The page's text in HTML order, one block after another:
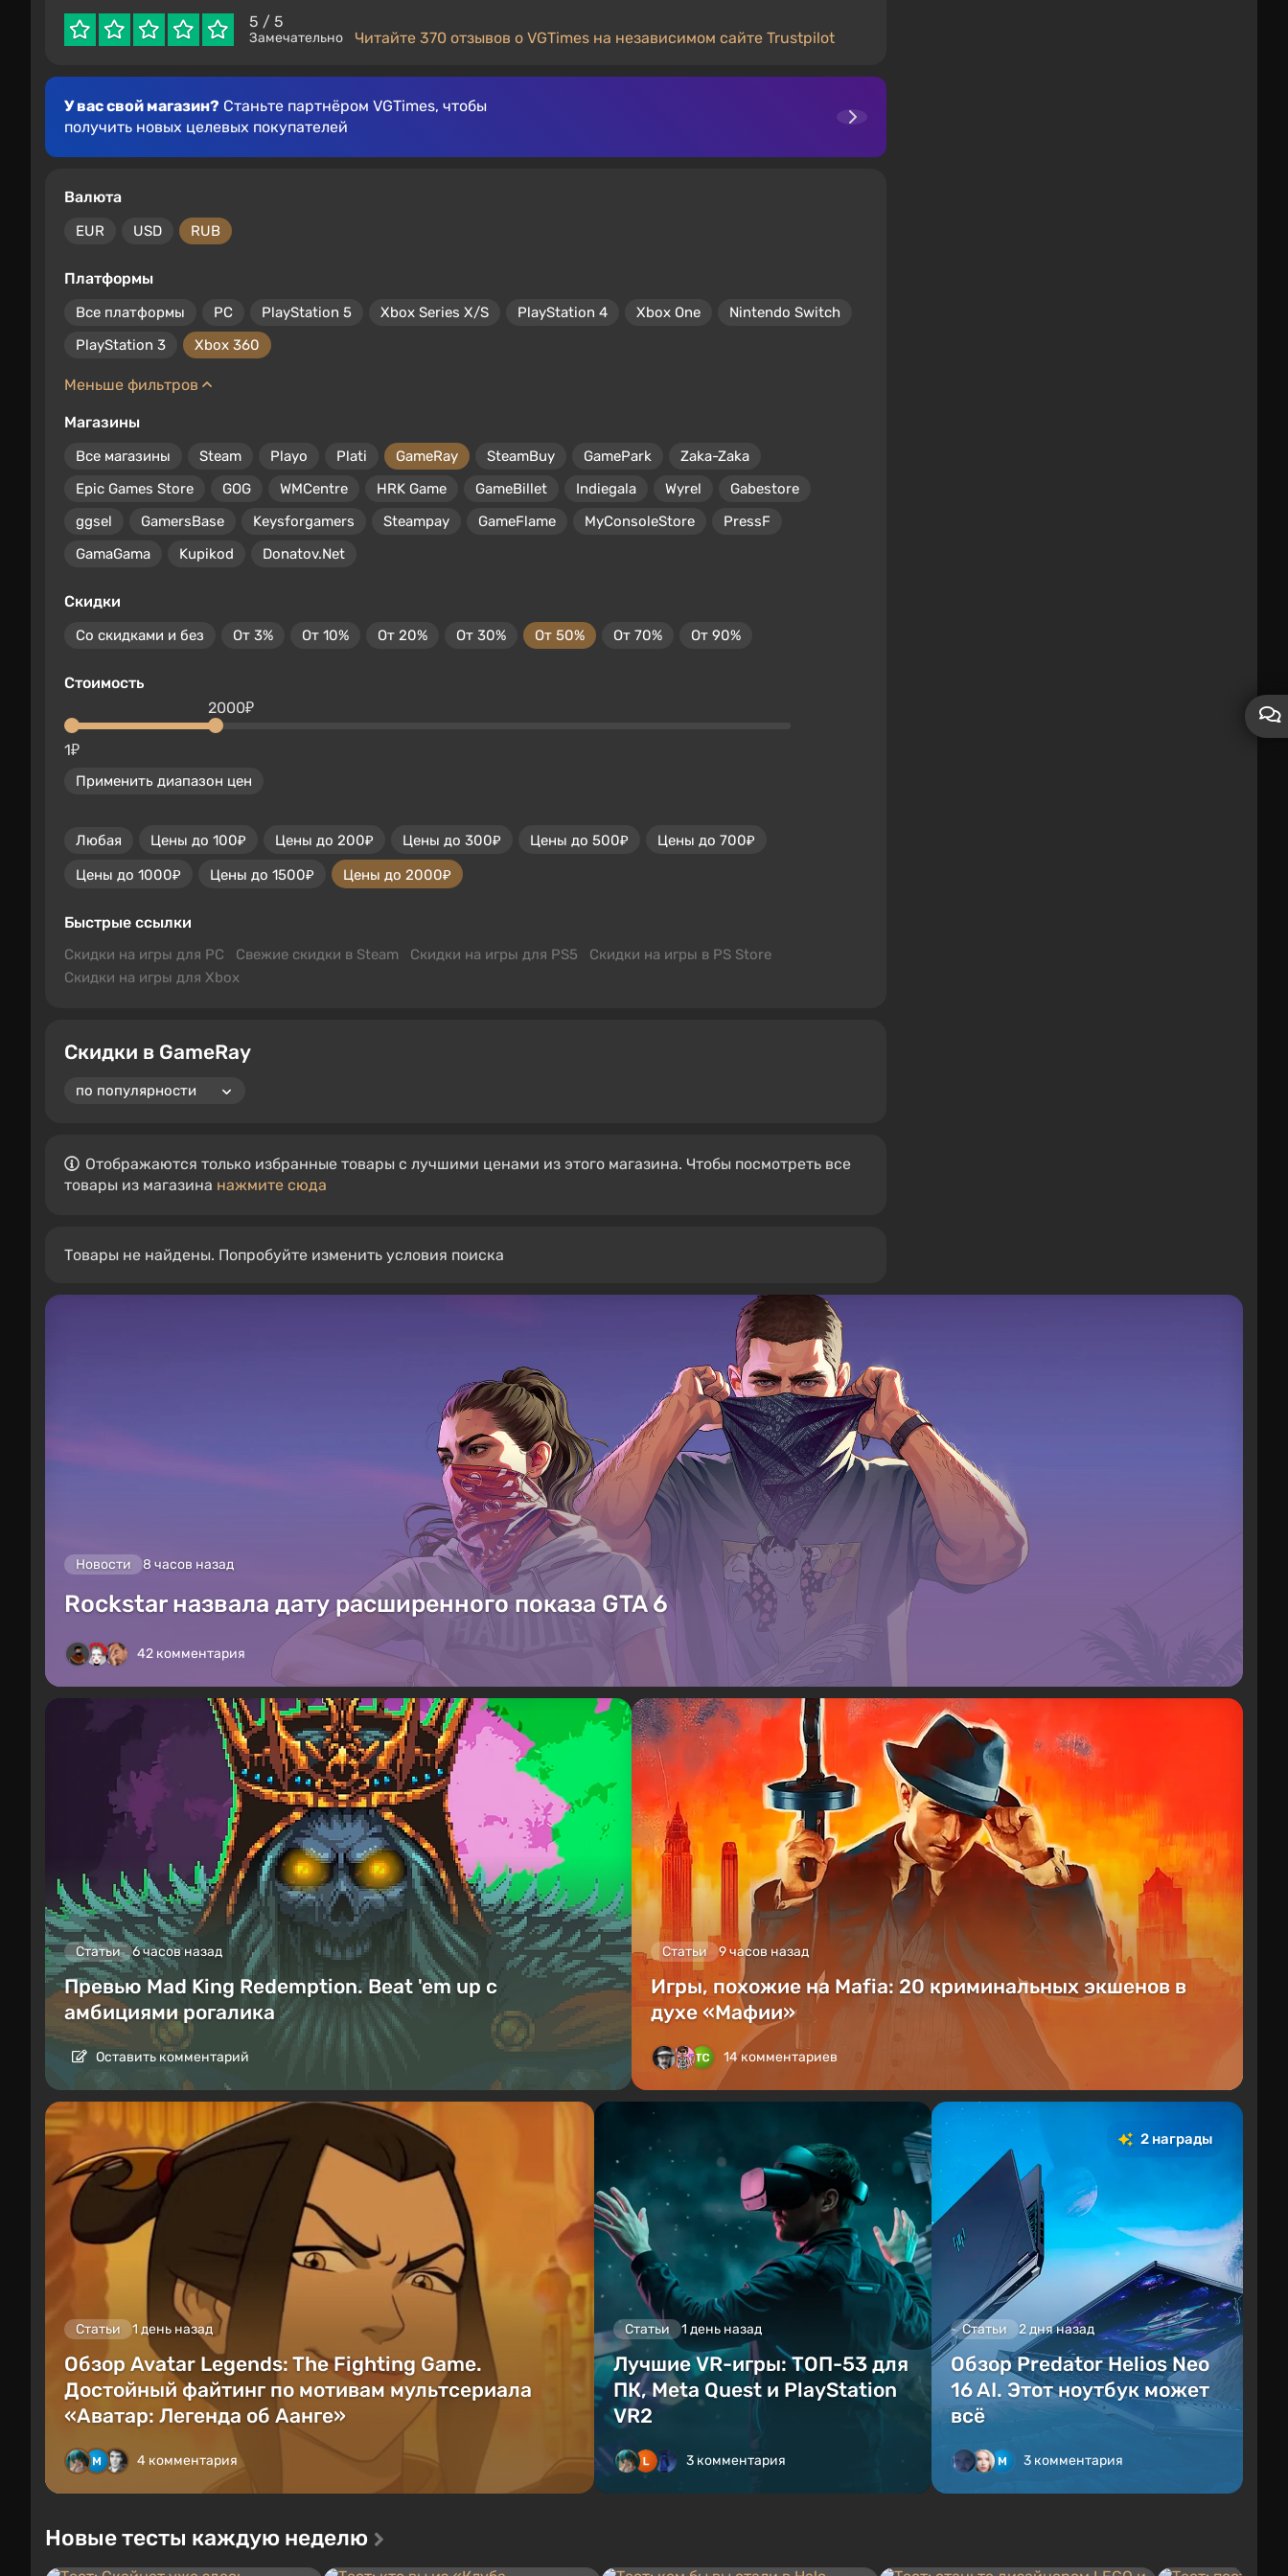
5 / 5
Замечательно Читайте 370 отзывов о VGTimes на независимом сайте Trustpilot
У вас свой магазин? Станьте партнёром VGTimes, чтобы
получить новых целевых покупателей
Валюта
EUR USD RUB
Платформы
Все платформы PC PlayStation 5 Xbox Series X/S PlayStation 4 Xbox One
Nintendo Switch
PlayStation 3
Xbox 360
Меньше фильтров
Магазины
Все магазины Steam Playo Plati GameRay SteamBuy GamePark
Zaka-Zaka
Epic Games Store
GOG WMCentre HRK Game GameBillet Indiegala Wyrel
Gabestore
ggsel
GamersBase Keysforgamers Steampay GameFlame MyConsoleStore
PressF
GamaGama
Kupikod Donatov.Net
Скидки
Со скидками и без От 3% От 10% От 20% От 30% От 50% От 70% От 90%
Стоимость
1₽
2000₽
Применить диапазон цен
Любая Цены до 100₽ Цены до 200₽ Цены до 300₽ Цены до 500₽
Цены до 700₽
Цены до 1000₽
Цены до 1500₽ Цены до 2000₽
Быстрые ссылки
Скидки на игры для PC Свежие скидки в Steam Скидки на игры для PS5
Скидки на игры в PS Store
Скидки на игры для Xbox
Скидки в GameRay
Отображаются только избранные товары с лучшими ценами из этого магазина. Чтобы посмотреть все
товары из магазина нажмите сюда
Товары не найдены. Попробуйте изменить условия поиска
Новости 8 часов назад
Rockstar назвала дату расширенного показа GTA 6
42 комментария
Статьи 6 часов назад
Превью Mad King Redemption. Beat 'em up с
амбициями рогалика
Оставить комментарий
Статьи 9 часов назад
Игры, похожие на Mafia: 20 криминальных экшенов в
духе «Мафии»
14 комментариев
Статьи 1 день назад
Обзор Avatar Legends: The Fighting Game.
Достойный файтинг по мотивам мультсериала
«Аватар: Легенда об Аанге»
4 комментария
Статьи 1 день назад
Лучшие VR-игры: ТОП-53 для
ПК, Meta Quest и PlayStation
VR2
3 комментария
2 награды
Статьи 2 дня назад
Обзор Predator Helios Neo
16 AI. Этот ноутбук может
всё
3 комментария
Новые тесты каждую неделю